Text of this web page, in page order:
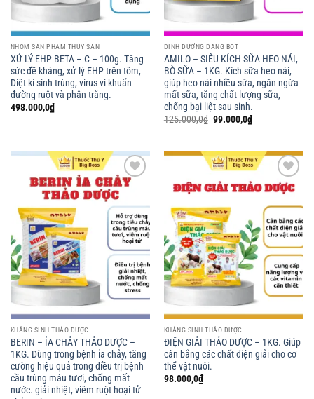
NHÓM SẢN PHẨM THỦY SẢN
XỬ LÝ EHP BETA – C – 100g. Tăng
sức đề kháng, xử lý EHP trên tôm,
Diệt kí sinh trùng, virus vi khuẩn
đường ruột và phân trắng.
498.000,0₫
DINH DƯỠNG DẠNG BỘT
AMILO – SIÊU KÍCH SỮA HEO NÁI,
BÒ SỮA – 1KG. Kích sữa heo nái,
giúp heo nái nhiều sữa, ngăn ngừa
mất sữa, tăng chất lượng sữa,
chống bại liệt sau sinh.
125.000,0₫ Giá
99.000,0₫Giá
hiện
99.000,0₫.
Add to
wishlist
KHÁNG SINH THẢO DƯỢC
BERIN – ỈA CHẢY THẢO DƯỢC –
1KG. Dùng trong bệnh ỉa chảy, tăng
cường hiệu quả trong điều trị bệnh
cầu trùng máu tươi, chống mất
nước. giải nhiệt, viêm ruột hoại tử
Add to
wishlist
KHÁNG SINH THẢO DƯỢC
ĐIỆN GIẢI THẢO DƯỢC – 1KG. Giúp
cân bắng các chất điện giải cho cơ
thể vật nuôi.
98.000,0₫